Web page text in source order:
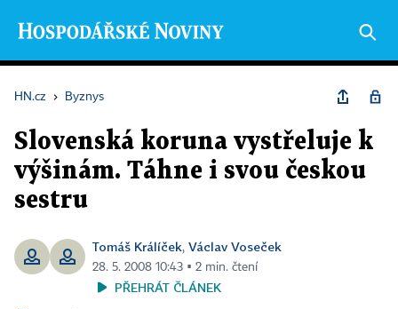
HN.cz › Byznys
Slovenská koruna vystřeluje k
výšinám. Táhne i svou českou
sestru
Tomáš Králíček, Václav Voseček
28. 5. 2008 10:43 ▪ 2 min. čtení
PŘEHRÁT ČLÁNEK